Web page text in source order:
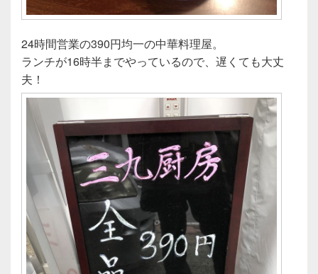
24時間営業の390円均一の中華料理屋。
ランチが16時半までやっているので、遅くても大丈
夫！